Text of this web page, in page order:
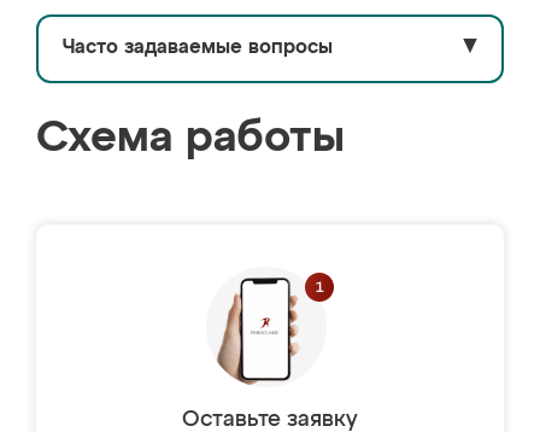
Часто задаваемые вопросы ▼
Схема работы
Оставьте заявку